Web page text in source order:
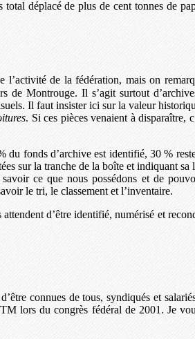
déplacé de plus de cent tonnes de
l’activité de la fédération, mais on
de Montrouge. Il s’agit surtout
Il faut insister ici sur la valeur
. Si ces pièces venaient à disparaître,
du fonds d’archive est identifié, 30 %
sur la tranche de la boîte et indiquant
ce que nous possédons et de
le tri, le classement et l’inventaire.
d’être identifié, numérisé et
connues de tous, syndiqués et
lors du congrès fédéral de 2001. Je